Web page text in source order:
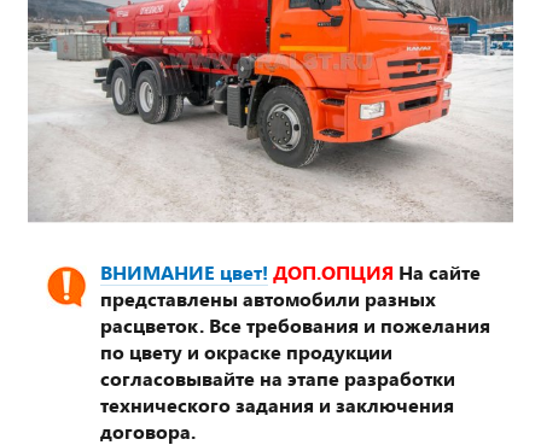
ВНИМАНИЕ цвет! ДОП.ОПЦИЯ На сайте
представлены автомобили разных
расцветок. Все требования и пожелания
по цвету и окраске продукции
согласовывайте на этапе разработки
технического задания и заключения
договора.